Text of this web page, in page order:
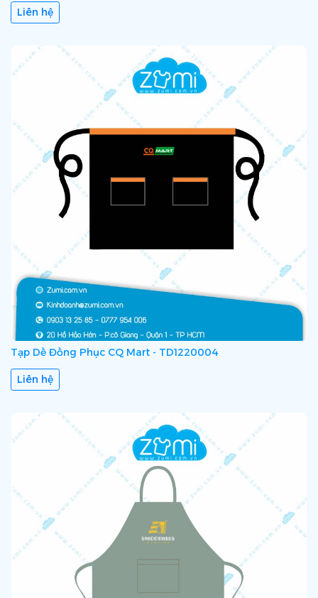
Liên hệ
Tạp Dề Đồng Phục CQ Mart - TD1220004
Liên hệ